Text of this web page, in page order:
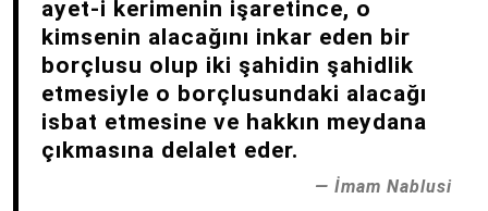
ayet-i kerimenin işaretince, o
kimsenin alacağını inkar eden bir
borçlusu olup iki şahidin şahidlik
etmesiyle o borçlusundaki alacağı
isbat etmesine ve hakkın meydana
çıkmasına delalet eder.
İmam Nablusi